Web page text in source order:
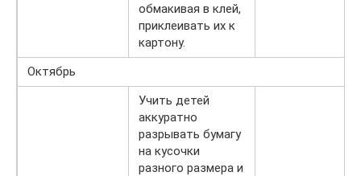
обмакивая в клей,
приклеивать их к
картону.
Октябрь
Учить детей
аккуратно
разрывать бумагу
на кусочки
разного размера и